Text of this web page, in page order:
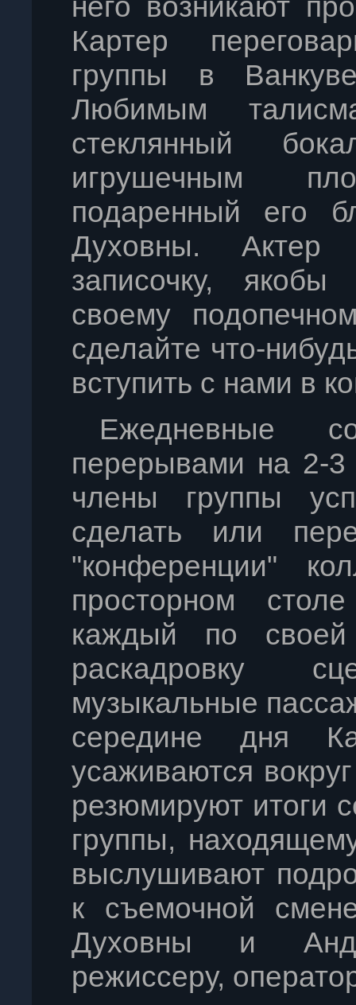
Картер
группы в
Любимым
стеклянный
игрушечным
подаренный его
Духовны. Актер
записочку,
своему
сделайте что-
вступить с нами в
Ежедневные
перерывами на 2-3
члены группы
сделать или
"конференции"
просторном
каждый по
раскадровку
музыкальные
середине дня
усаживаются
резюмируют итоги
группы,
выслушивают
к съемочной
Духовны и
режиссеру,